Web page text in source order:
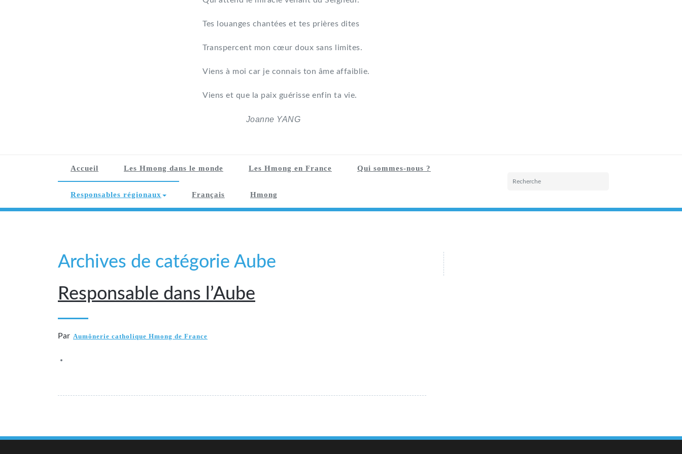
Tes louanges chantées et tes prières dites
Transpercent mon cœur doux sans limites.
Viens à moi car je connais ton âme affaiblie.
Viens et que la paix guérisse enfin ta vie.
Joanne YANG
Accueil Les Hmong dans le monde Les Hmong en France Qui sommes-nous ?
Responsables régionaux Français Hmong
Archives de catégorie Aube
Responsable dans l’Aube
Par Aumônerie catholique Hmong de France